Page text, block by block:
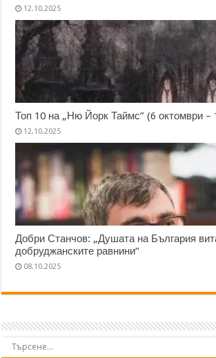
12.10.2025
Топ 10 на „Ню Йорк Таймс” (6 октомври –
12.10.2025
Добри Станчов: „Душата на България
добруджанските равнини“
08.10.2025